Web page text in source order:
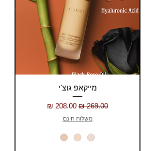
מייקאפ גוצ'י
מחיר רגיל מחיר מבצע
משלוח חינם